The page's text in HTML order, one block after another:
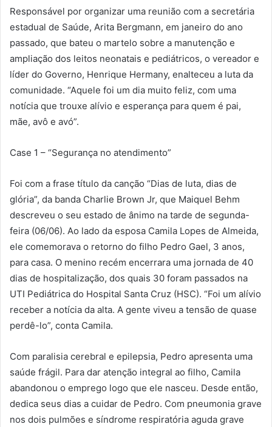
Responsável por organizar uma reunião com a secretária
estadual de Saúde, Arita Bergmann, em janeiro do ano
passado, que bateu o martelo sobre a manutenção e
ampliação dos leitos neonatais e pediátricos, o vereador e
líder do Governo, Henrique Hermany, enalteceu a luta da
comunidade. “Aquele foi um dia muito feliz, com uma
notícia que trouxe alívio e esperança para quem é pai,
mãe, avô e avó”.
Case 1 – “Segurança no atendimento”
Foi com a frase título da canção “Dias de luta, dias de
glória”, da banda Charlie Brown Jr, que Maiquel Behm
descreveu o seu estado de ânimo na tarde de segunda-
feira (06/06). Ao lado da esposa Camila Lopes de Almeida,
ele comemorava o retorno do filho Pedro Gael, 3 anos,
para casa. O menino recém encerrara uma jornada de 40
dias de hospitalização, dos quais 30 foram passados na
UTI Pediátrica do Hospital Santa Cruz (HSC). “Foi um alívio
receber a notícia da alta. A gente viveu a tensão de quase
perdê-lo”, conta Camila.
Com paralisia cerebral e epilepsia, Pedro apresenta uma
saúde frágil. Para dar atenção integral ao filho, Camila
abandonou o emprego logo que ele nasceu. Desde então,
dedica seus dias a cuidar de Pedro. Com pneumonia grave
nos dois pulmões e síndrome respiratória aguda grave